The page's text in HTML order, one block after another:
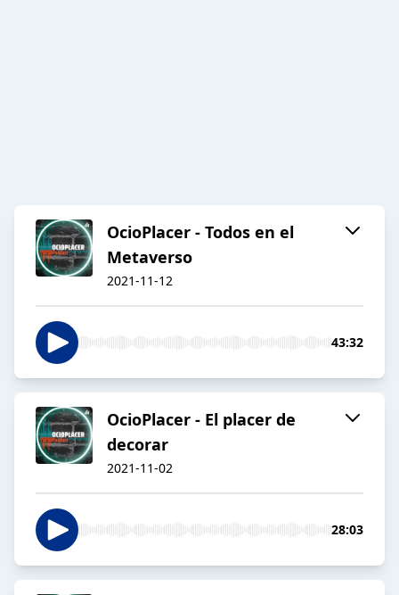
OcioPlacer - Todos en el
Metaverso
2021-11-12
43:32
OcioPlacer - El placer de
decorar
2021-11-02
28:03